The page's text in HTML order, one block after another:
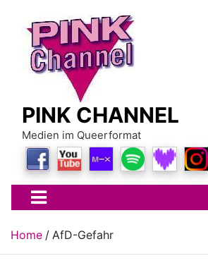
content
PINK CHANNEL
Medien im Queerformat
Home AfD-Gefahr